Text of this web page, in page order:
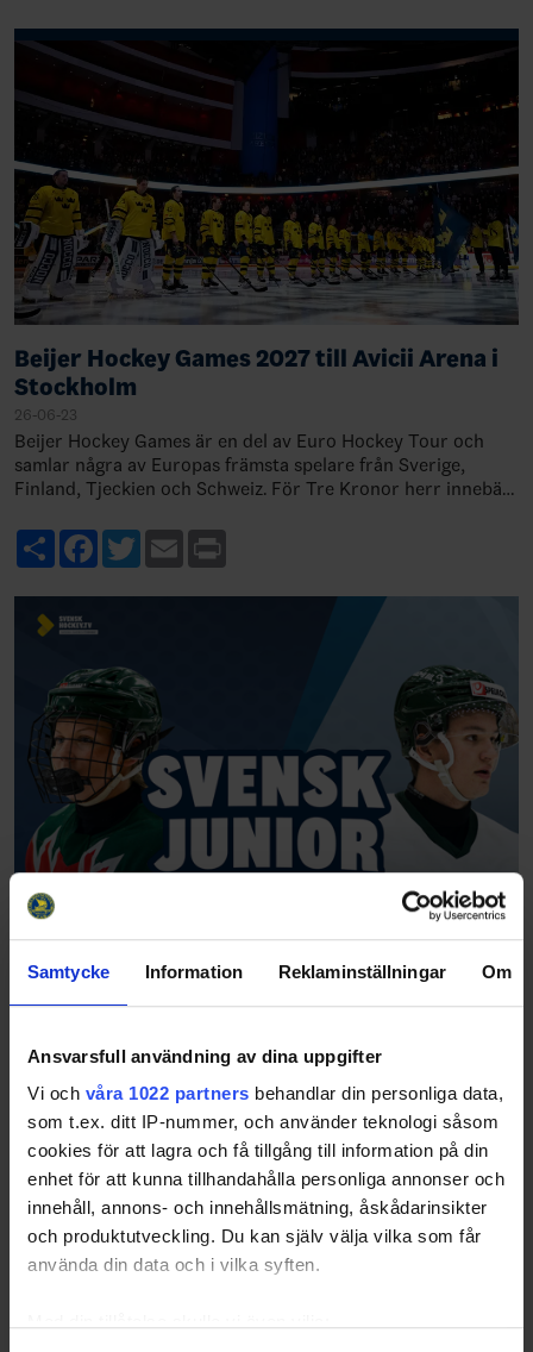
Samtycke Information Reklaminställningar Om
Ansvarsfull användning av dina uppgifter
Vi och våra 1022 partners behandlar din personliga data,
som t.ex. ditt IP-nummer, och använder teknologi såsom
cookies för att lagra och få tillgång till information på din
enhet för att kunna tillhandahålla personliga annonser och
innehåll, annons- och innehållsmätning, åskådarinsikter
och produktutveckling. Du kan själv välja vilka som får
använda din data och i vilka syften.
Beijer Hockey Games 2027 till Avicii Arena i
Stockholm
26-06-23
Beijer Hockey Games är en del av Euro Hockey Tour och
samlar några av Europas främsta spelare från Sverige,
Finland, Tjeckien och Schweiz. För Tre Kronor herr innebär
ShareFacebook
TwitterEmail